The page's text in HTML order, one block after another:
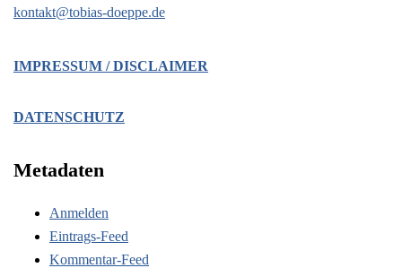
kontakt@tobias-doeppe.de
IMPRESSUM / DISCLAIMER
DATENSCHUTZ
Metadaten
Anmelden
Eintrags-Feed
Kommentar-Feed